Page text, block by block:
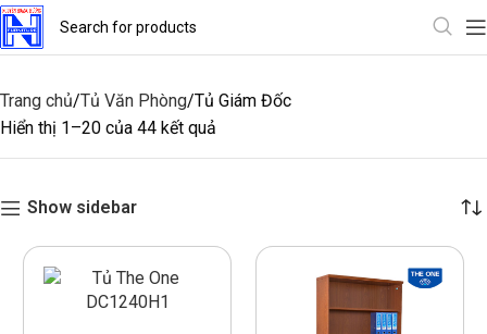
Trang chủ Tủ Văn Phòng Tủ Giám Đốc
Hiển thị 1–20 của 44 kết quả
Show sidebar